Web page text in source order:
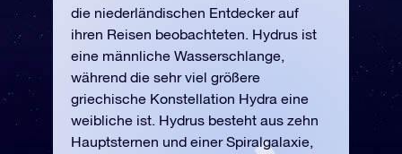
die niederländischen Entdecker auf
ihren Reisen beobachteten. Hydrus ist
eine männliche Wasserschlange,
während die sehr viel größere
griechische Konstellation Hydra eine
weibliche ist. Hydrus besteht aus zehn
Hauptsternen und einer Spiralgalaxie,